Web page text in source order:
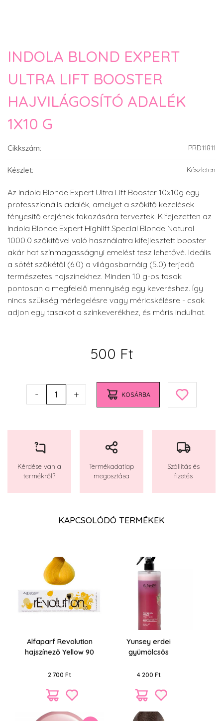
INDOLA BLOND EXPERT
ULTRA LIFT BOOSTER
HAJVILÁGOSÍTÓ ADALÉK
1X10 G
Cikkszám: PRD11811
Készlet: Készleten
Az Indola Blonde Expert Ultra Lift Booster 10x10g egy
professzionális adalék, amelyet a szőkítő kezelések
fényesítő erejének fokozására terveztek. Kifejezetten az
Indola Blonde Expert Highlift Special Blonde Natural
1000.0 szőkítővel való használatra kifejlesztett booster
akár hat színmagasságnyi emelést tesz lehetővé. Ideális
a sötét szőkétől (6.0) a világosbarnáig (5.0) terjedő
természetes hajszínekhez. Minden 10 g-os tasak
pontosan a megfelelő mennyiség egy keveréshez. Így
nincs szükség mérlegelésre vagy méricskélésre - csak
adjon egy tasakot a színkeverékhez, és máris indulhat.
500 Ft
- 1 + KOSÁRBA
Kérdése van a
termékről?
Termékadatlap
megosztása
Szállítás és
fizetés
KAPCSOLÓDÓ TERMÉKEK
Alfaparf Revolution
hajszínező Yellow 90
2 700 Ft
Yunsey erdei
gyümölcsös
kondícionáló festett
4 200 Ft